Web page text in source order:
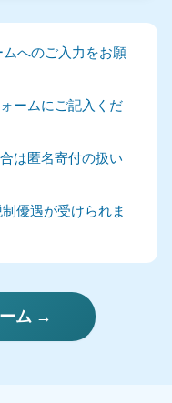
へのご入力をお願
ームにご記入くだ
は匿名寄付の扱い
優遇が受けられま
ム